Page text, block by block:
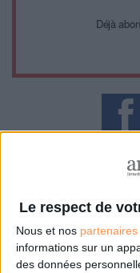
Le respect de
Nous et nos partenaires
informations sur un
des données
Déjà
0
BNF
Connectez-vous